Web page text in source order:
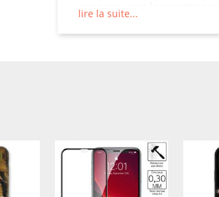
d'un téléphone n'est pas
d'écran, des touches qui se
lire la suite...